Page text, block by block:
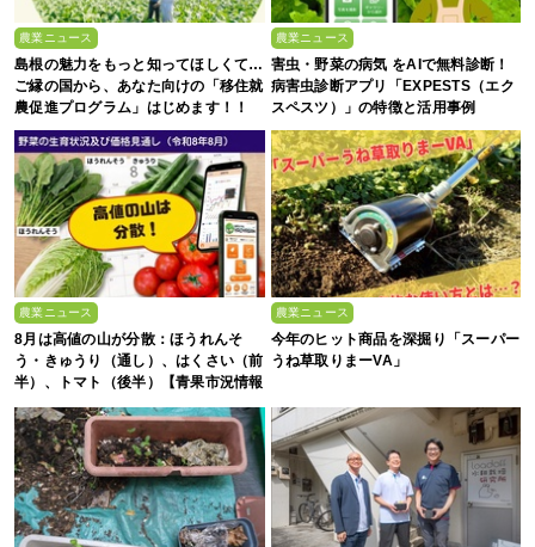
農業ニュース
島根の魅力をもっと知ってほしくて…
ご縁の国から、あなた向けの「移住就
農促進プログラム」はじめます！！
農業ニュース
害虫・野菜の病気 をAIで無料診断！
病害虫診断アプリ「EXPESTS（エク
スペスツ）」の特徴と活用事例
農業ニュース
8月は高値の山が分散：ほうれんそ
う・きゅうり（通し）、はくさい（前
半）、トマト（後半）【青果市況情報
農業ニュース
今年のヒット商品を深掘り「スーパー
うね草取りまーVA」